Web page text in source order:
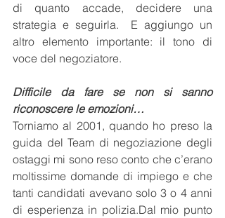
di quanto accade, decidere una
strategia e seguirla.  E aggiungo un
altro elemento importante: il tono di
voce del negoziatore.
Difficile da fare se non si sanno
riconoscere le emozioni…
Torniamo al 2001, quando ho preso la
guida del Team di negoziazione degli
ostaggi mi sono reso conto che c’erano
moltissime domande di impiego e che
tanti candidati avevano solo 3 o 4 anni
di esperienza in polizia.Dal mio punto